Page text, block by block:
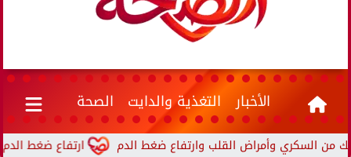
الأخبار التغذية والدايت الصحة
ارتفاع ضغط الدم أثناء